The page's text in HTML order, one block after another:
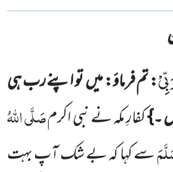
:تم فرماؤ: میںتو اپنے رب ہی
۔}کفارِ مکہ نے نبی اکرمصَلَّی اللّٰہُ
سے کہا کہ بے شک آپ بہت